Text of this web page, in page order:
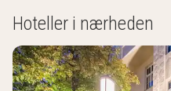
Hoteller i nærheden